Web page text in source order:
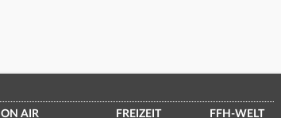
ON AIR FREIZEIT FFH-WELT